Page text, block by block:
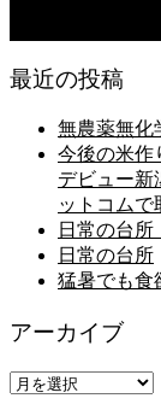
最近の投稿
無農薬無化
今後の米作
デビュー新
ットコムで
日常の台
日常の台所
猛暑でも食
アーカイブ
ア